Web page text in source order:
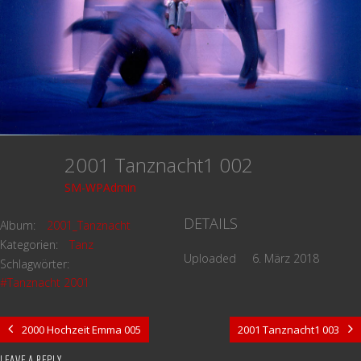
2001 Tanznacht1 002
SM-WPAdmin
Album:
2001_Tanznacht
Kategorien:
Tanz
Schlagwörter:
#Tanznacht 2001
DETAILS
Uploaded 6. März 2018
2000 Hochzeit Emma 005 2001 Tanznacht1 003